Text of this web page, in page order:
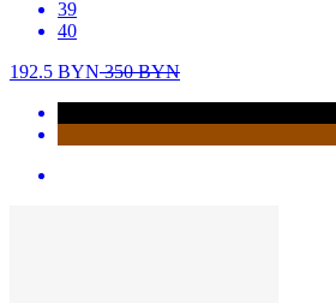
39
40
192.5 BYN350BYN